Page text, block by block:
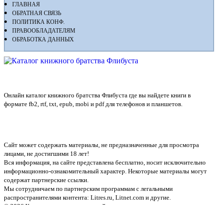
ГЛАВНАЯ
ОБРАТНАЯ СВЯЗЬ
ПОЛИТИКА КОНФ.
ПРАВООБЛАДАТЕЛЯМ
ОБРАБОТКА ДАННЫХ
Онлайн каталог книжного братства Флибуста где вы найдете книги в
формате fb2, rtf, txt, epub, mobi и pdf для телефонов и планшетов.
Сайт может содержать материалы, не предназначенные для просмотра
лицами, не достигшими 18 лет!
Вся информация, на сайте представлена бесплатно, носит исключительно
информационно-ознакомительный характер. Некоторые материалы могут
содержат партнерские ссылки.
Мы сотрудничаем по партнерским программам с легальными
распространителями контента: Litres.ru, Litnet.com и другие.